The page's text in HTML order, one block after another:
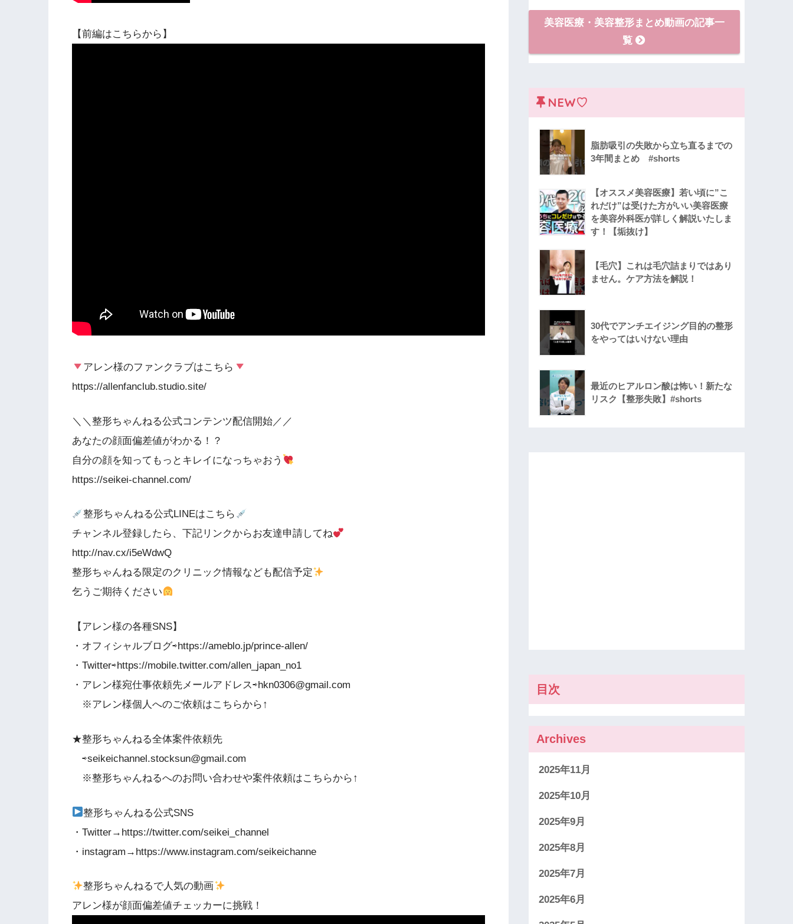
【前編はこちらから】
アレン様のファンクラブはこちら
https://allenfanclub.studio.site/
＼＼整形ちゃんねる公式コンテンツ配信開始／／
あなたの顔面偏差値がわかる！？
自分の顔を知ってもっとキレイになっちゃおう
https://seikei-channel.com/
整形ちゃんねる公式LINEはこちら
チャンネル登録したら、下記リンクからお友達申請してね
http://nav.cx/i5eWdwQ
整形ちゃんねる限定のクリニック情報なども配信予定
乞うご期待ください
【アレン様の各種SNS】
・オフィシャルブログ⇨https://ameblo.jp/prince-allen/
・Twitter⇨https://mobile.twitter.com/allen_japan_no1
・アレン様宛仕事依頼先メールアドレス⇨hkn0306@gmail.com
※アレン様個人へのご依頼はこちらから↑
★整形ちゃんねる全体案件依頼先
⇨seikeichannel.stocksun@gmail.com
※整形ちゃんねるへのお問い合わせや案件依頼はこちらから↑
整形ちゃんねる公式SNS
・Twitter→https://twitter.com/seikei_channel
・instagram→https://www.instagram.com/seikeichanne
整形ちゃんねるで人気の動画
アレン様が顔面偏差値チェッカーに挑戦！
美容医療・美容整形まとめ動画の記事一
覧
NEW♡
脂肪吸引の失敗から立ち直るまでの
3年間まとめ #shorts
【オススメ美容医療】若い頃に”こ
れだけ”は受けた方がいい美容医療
を美容外科医が詳しく解説いたしま
す！【垢抜け】
【毛穴】これは毛穴詰まりではあり
ません。ケア方法を解説！
30代でアンチエイジング目的の整形
をやってはいけない理由
最近のヒアルロン酸は怖い！新たな
リスク【整形失敗】#shorts
目次
Archives
2025年11月
2025年10月
2025年9月
2025年8月
2025年7月
2025年6月